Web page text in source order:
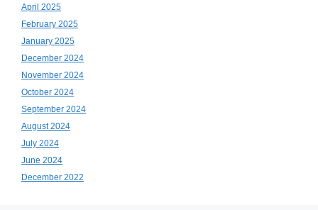
April 2025
February 2025
January 2025
December 2024
November 2024
October 2024
September 2024
August 2024
July 2024
June 2024
December 2022